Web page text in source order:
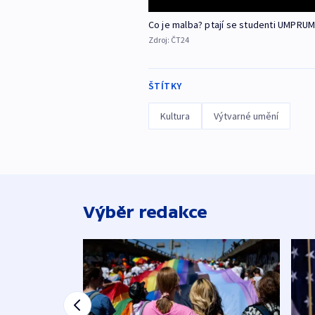
Co je malba? ptají se studenti UMPRUM
Zdroj: ČT24
ŠTÍTKY
Kultura Výtvarné umění
Výběr redakce